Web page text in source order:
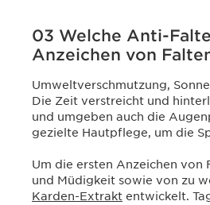
03 Welche Anti-
Anzeichen von
Umweltverschmutzung,
Die Zeit verstreicht und
und umgeben auch die
gezielte Hautpflege, um die
Um die ersten Anzeichen von
und Müdigkeit sowie von zu
Karden-Extrakt entwickelt.